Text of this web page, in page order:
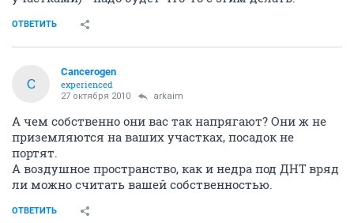
ОТВЕТИТЬ
C
Cancerogen
experienced
27 октября 2010 arkaim
А чем собственно они вас так напрягают? Они ж не
приземляются на ваших участках, посадок не
портят.
А воздушное пространство, как и недра под ДНТ вряд
ли можно считать вашей собственностью.
ОТВЕТИТЬ